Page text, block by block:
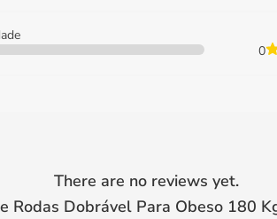
0
There are no reviews yet.
Rodas Dobrável Para Obeso 180